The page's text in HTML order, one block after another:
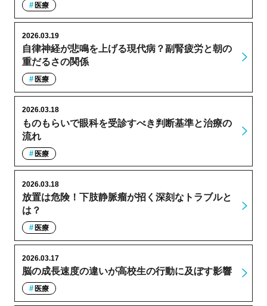
医療
自律神経が悲鳴を上げる現代病？副腎疲労と朝の
重だるさの関係
2026.03.19
医療
ものもらいで眼科を受診すべき判断基準と治療の
流れ
2026.03.18
医療
放置は危険！下肢静脈瘤が招く深刻なトラブルと
は？
2026.03.18
医療
脳の成長速度の違いが高校生の行動に及ぼす影響
2026.03.17
医療